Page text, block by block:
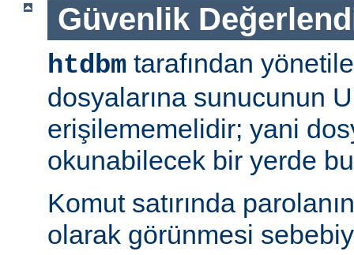
Güvenlik
htdbm tarafından
dosyalarına sunucunun
erişilememelidir; yani
okunabilecek bir yerde
Komut satırında
olarak görünmesi